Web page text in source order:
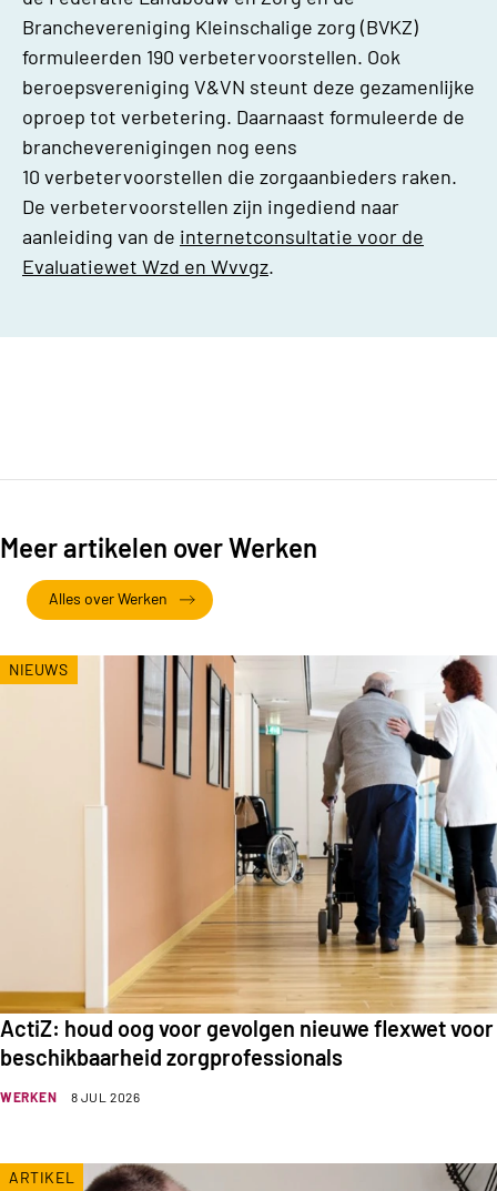
Branchevereniging Kleinschalige zorg (BVKZ)
formuleerden 190 verbetervoorstellen. Ook
beroepsvereniging V&VN steunt deze gezamenlijke
oproep tot verbetering. Daarnaast formuleerde de
brancheverenigingen nog eens
10 verbetervoorstellen die zorgaanbieders raken.
De verbetervoorstellen zijn ingediend naar
aanleiding van de internetconsultatie voor de
Evaluatiewet Wzd en Wvvgz.
Meer artikelen over Werken
Alles over Werken
WERKEN 8 JUL 2026
ActiZ: houd oog voor gevolgen nieuwe flexwet voor
beschikbaarheid zorgprofessionals
NIEUWS
ARTIKEL